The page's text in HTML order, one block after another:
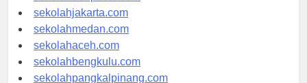
sekolahdenpasar.com
sekolahjakarta.com
sekolahmedan.com
sekolahaceh.com
sekolahbengkulu.com